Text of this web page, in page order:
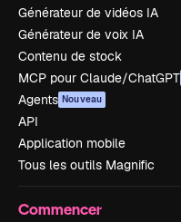
Générateur de vidéos IA
Générateur de voix IA
Contenu de stock
MCP pour Claude/ChatGPT
Agents Nouveau
API
Application mobile
Tous les outils Magnific
Commencer